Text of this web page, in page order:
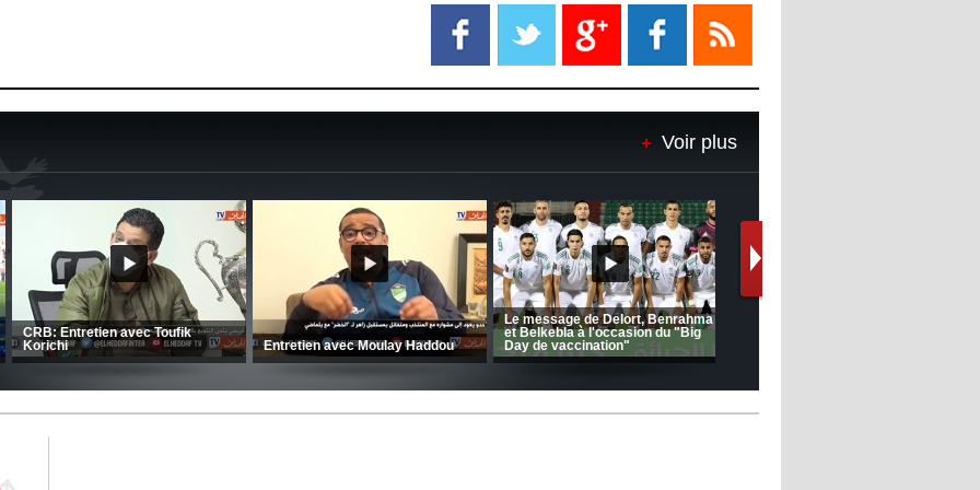
propriétaire
Le Barça savoure sa première
place et chambre le Real Madrid
de matchs"
12:39 - 2022/11/06
Real : Les dirigeants veulent le
départ d'Hazard cet hiver
Voir plus
Entretien avec Moulay Haddou
CRB: Entretien avec Toufik
Korichi
Ligue 1 Mobilis (23ème journée):
MCO 5 – USB 0